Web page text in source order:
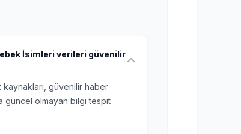
İsimleri verileri güvenilir
güvenilir haber
güncel olmayan bilgi tespit